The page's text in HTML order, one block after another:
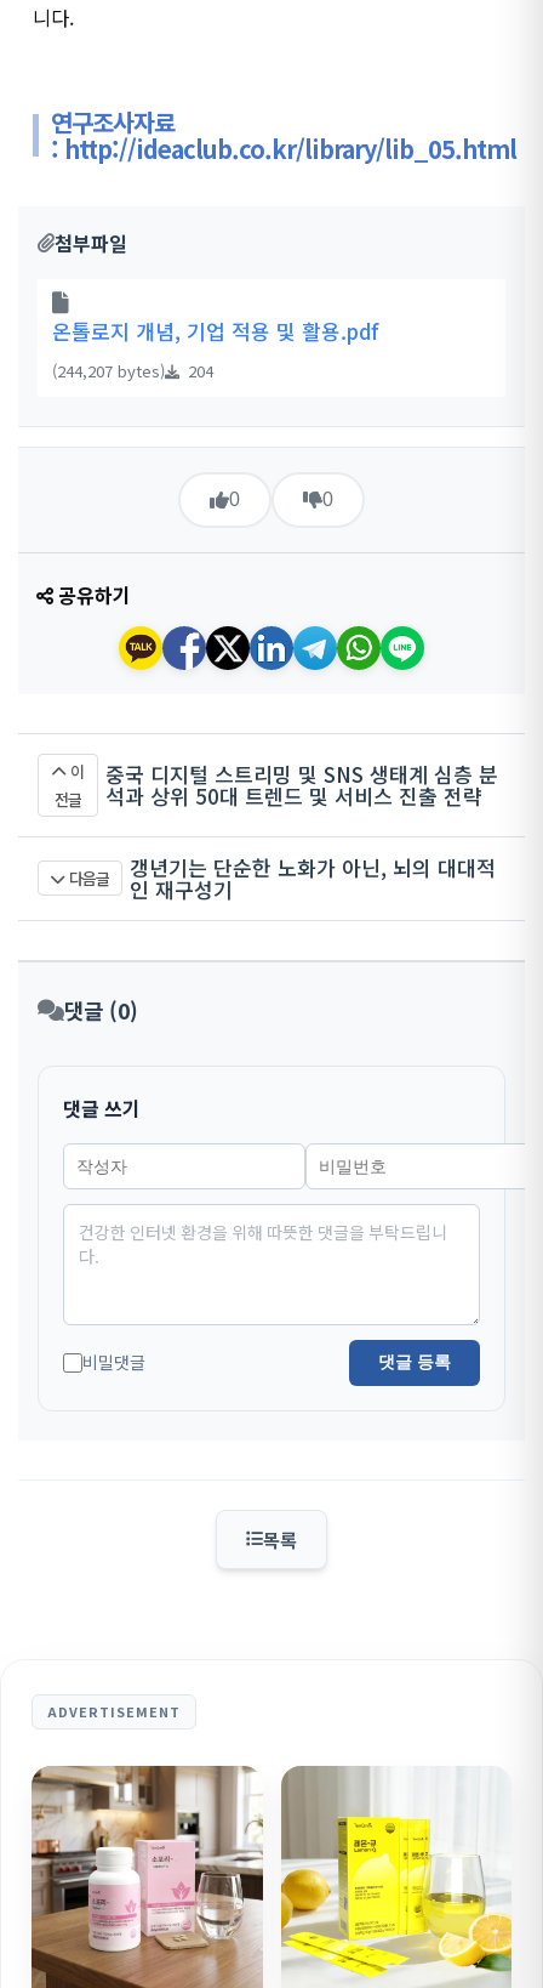
니다.
연구조사자료
: http://ideaclub.co.kr/library/lib_05.html
첨부파일
온톨로지 개념, 기업 적용 및 활용.pdf
(244,207 bytes) 204
0 0
공유하기
이
전글
중국 디지털 스트리밍 및 SNS 생태계 심층 분
석과 상위 50대 트렌드 및 서비스 진출 전략
다음글 갱년기는 단순한 노화가 아닌, 뇌의 대대적
인 재구성기
댓글 (0)
댓글 쓰기
비밀댓글 댓글 등록
목록
ADVERTISEMENT